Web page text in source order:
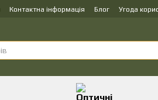
Контактна інформація Блог Угода